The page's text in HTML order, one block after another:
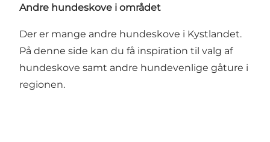
Andre hundeskove i området
Der er mange andre hundeskove i Kystlandet.
På denne side kan du få inspiration til valg af
hundeskove samt andre hundevenlige gåture i
regionen.